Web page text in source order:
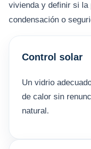
vivienda y definir si la
condensación o
Control solar
Un vidrio
de calor sin
natural.